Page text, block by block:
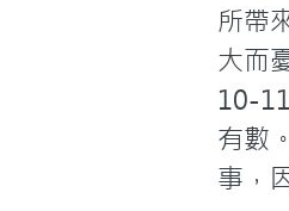
所帶
大而
10-
有數
事，